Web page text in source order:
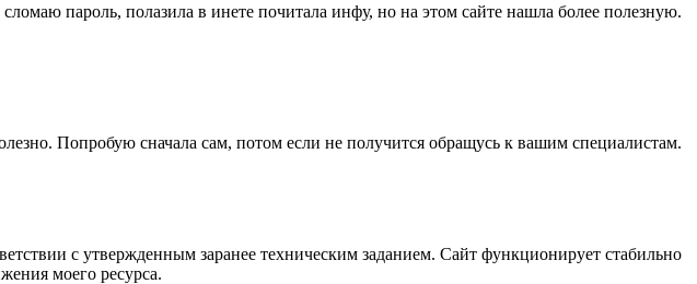
пароль, полазила в инете почитала инфу, но на этом сайте нашла более полезную.
Попробую сначала сам, потом если не получится обращусь к вашим специалистам.
с утвержденным заранее техническим заданием. Сайт функционирует стабильно
моего ресурса.